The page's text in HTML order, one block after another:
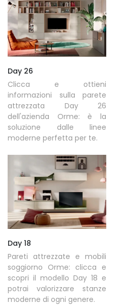
Day 26
Clicca e ottieni
informazioni sulla parete
attrezzata Day 26
dell'azienda Orme: è la
soluzione dalle linee
moderne perfetta per te.
Day 18
Pareti attrezzate e mobili
soggiorno Orme: clicca e
scopri il modello Day 18 e
potrai valorizzare stanze
moderne di ogni genere.